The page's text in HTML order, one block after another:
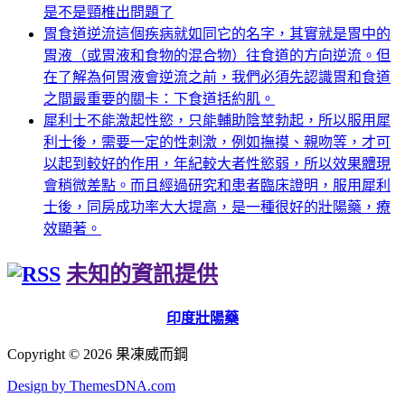
是不是頸椎出問題了
胃食道逆流這個疾病就如同它的名字，其實就是胃中的
胃液（或胃液和食物的混合物）往食道的方向逆流。但
在了解為何胃液會逆流之前，我們必須先認識胃和食道
之間最重要的關卡：下食道括約肌。
犀利士不能激起性慾，只能輔助陰莖勃起，所以服用犀
利士後，需要一定的性刺激，例如撫摸、親吻等，才可
以起到較好的作用，年紀較大者性慾弱，所以效果體現
會稍微差點。而且經過研究和患者臨床證明，服用犀利
士後，同房成功率大大提高，是一種很好的壯陽藥，療
效顯著。
未知的資訊提供
印度壯陽藥
Copyright © 2026 果凍威而鋼
Design by ThemesDNA.com